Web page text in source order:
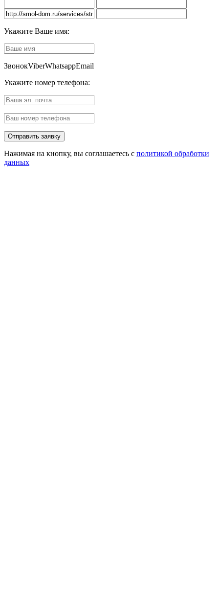
Укажите Ваше имя:
ЗвонокViberWhatsappEmail
Укажите номер телефона:
Нажимая на кнопку, вы соглашаетесь с политикой обработки
данных